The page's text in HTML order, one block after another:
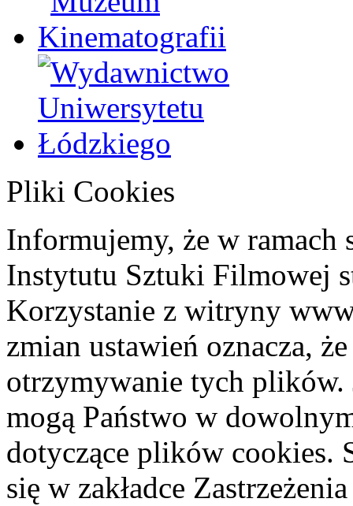
Pliki Cookies
Informujemy, że w ramach
Instytutu Sztuki Filmowej
Korzystanie z witryny
zmian ustawień oznacza,
otrzymywanie tych plików.
mogą Państwo w
dotyczące plików cookies.
się w zakładce